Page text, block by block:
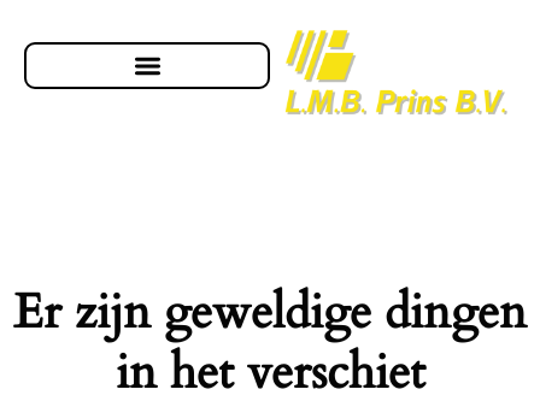
Er zijn geweldige dingen
in het verschiet